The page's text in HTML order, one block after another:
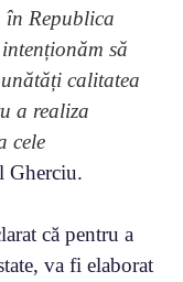
Republica
să
calitatea
a realiza
cele
Gherciu.
că pentru a
va fi elaborat